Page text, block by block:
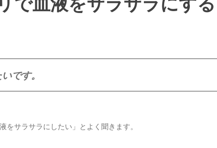
で血液をサラサラにす
です。
をサラサラにしたい」とよく聞きます。